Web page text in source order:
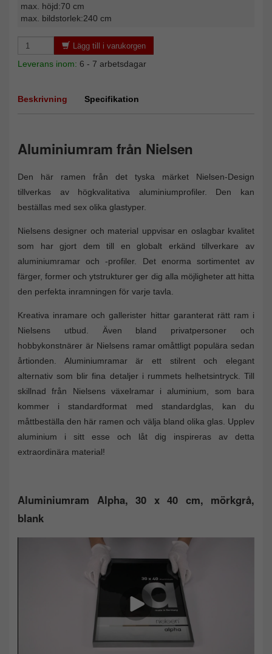
max. höjd:70 cm
max. bildstorlek:240 cm
Lägg till i varukorgen
Leverans inom: 6 - 7 arbetsdagar
Beskrivning Specifikation
Aluminiumram från Nielsen
Den här ramen från det tyska märket Nielsen-Design
tillverkas av högkvalitativa aluminiumprofiler. Den kan
beställas med sex olika glastyper.
Nielsens designer och material uppvisar en oslagbar kvalitet
som har gjort dem till en globalt erkänd tillverkare av
aluminiumramar och -profiler. Det enorma sortimentet av
färger, former och ytstrukturer ger dig alla möjligheter att hitta
den perfekta inramningen för varje tavla.
Kreativa inramare och gallerister hittar garanterat rätt ram i
Nielsens utbud. Även bland privatpersoner och
hobbykonstnärer är Nielsens ramar omåttligt populära sedan
årtionden. Aluminiumramar är ett stilrent och elegant
alternativ som blir fina detaljer i rummets helhetsintryck. Till
skillnad från Nielsens växelramar i aluminium, som bara
kommer i standardformat med standardglas, kan du
måttbeställa den här ramen och välja bland olika glas. Upplev
aluminium i sitt esse och låt dig inspireras av detta
extraordinära material!
Aluminiumram Alpha, 30 x 40 cm, mörkgrå,
blank